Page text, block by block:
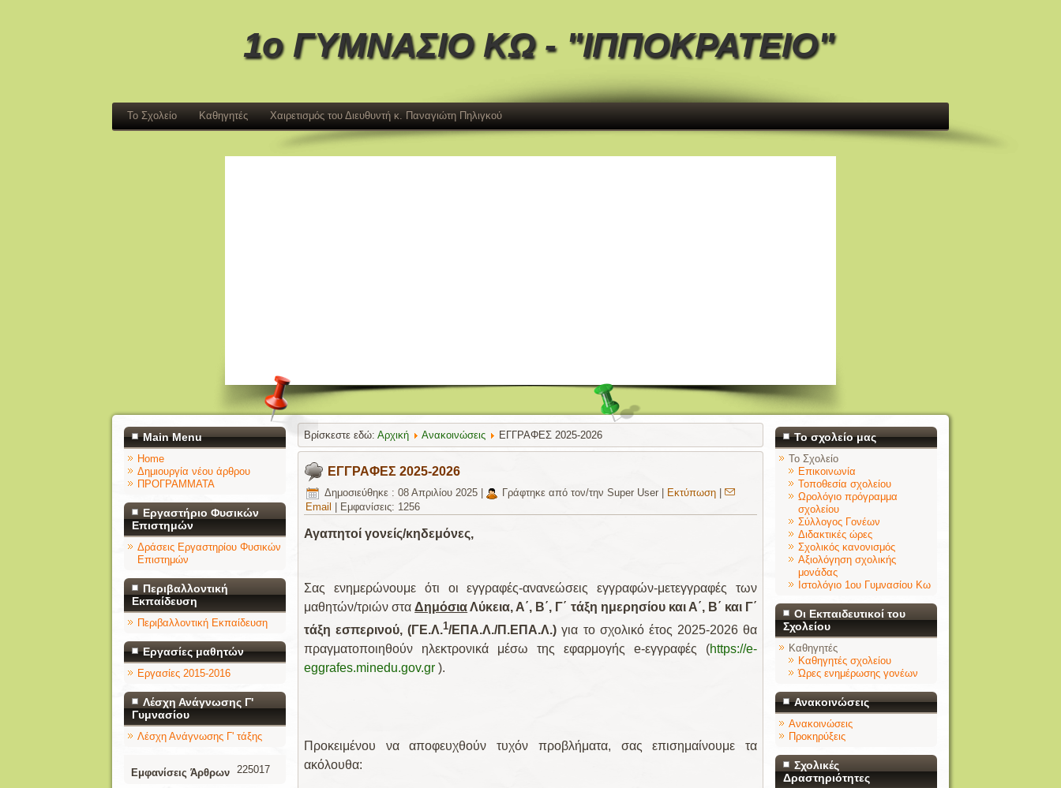
1ο ΓΥΜΝΑΣΙΟ ΚΩ - "ΙΠΠΟΚΡΑΤΕΙΟ"
Το Σχολείο Καθηγητές Χαιρετισμός του Διευθυντή κ. Παναγιώτη Πηλιγκού
Main Menu
Home
Δημιουργία νέου άρθρου
ΠΡΟΓΡΑΜΜΑΤΑ
Εργαστήριο Φυσικών
Επιστημών
Δράσεις Εργαστηρίου Φυσικών
Επιστημών
Περιβαλλοντική
Εκπαίδευση
Περιβαλλοντική Εκπαίδευση
Εργασίες μαθητών
Εργασίες 2015-2016
Λέσχη Ανάγνωσης Γ'
Γυμνασίου
Λέσχη Ανάγνωσης Γ' τάξης
Εμφανίσεις Άρθρων 225017
Βρίσκεστε εδώ: Αρχική Ανακοινώσεις ΕΓΓΡΑΦΕΣ 2025-2026
ΕΓΓΡΑΦΕΣ 2025-2026
Δημοσιεύθηκε : 08 Απριλίου 2025 Γράφτηκε από τον/την Super User Εκτύπωση
Email
Εμφανίσεις: 1256
Αγαπητοί γονείς/κηδεμόνες,
Σας ενημερώνουμε ότι οι εγγραφές-ανανεώσεις εγγραφών-μετεγγραφές των
μαθητών/τριών σταΔημόσιαΛύκεια, Α΄, Β΄, Γ΄ τάξη ημερησίου και Α΄, Β΄ και Γ΄
τάξη εσπερινού, (ΓΕ.Λ.1/ΕΠΑ.Λ./Π.ΕΠΑ.Λ.) για το σχολικό έτος 2025-2026 θα
πραγματοποιηθούν ηλεκτρονικά μέσω της εφαρμογής e-εγγραφές (https://e-
eggrafes.minedu.gov.gr ).
Προκειμένου να αποφευχθούν τυχόν προβλήματα, σας επισημαίνουμε τα
ακόλουθα:
Το σχολείο μας
Το Σχολείο
Επικοινωνία
Τοποθεσία σχολείου
Ωρολόγιο πρόγραμμα
σχολείου
Σύλλογος Γονέων
Διδακτικές ώρες
Σχολικός κανονισμός
Αξιολόγηση σχολικής
μονάδας
Ιστολόγιο 1ου Γυμνασίου Κω
Οι Εκπαιδευτικοί του
Σχολείου
Καθηγητές
Καθηγητές σχολείου
Ώρες ενημέρωσης γονέων
Ανακοινώσεις
Ανακοινώσεις
Προκηρύξεις
Σχολικές
Δραστηριότητες